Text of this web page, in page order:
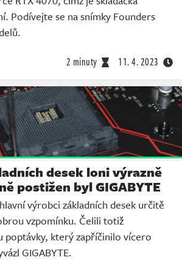
Podívejte se na snímky Founders
2 minuty 11. 4. 2023
desek loni výrazně
postižen byl GIGABYTE
výrobci základních desek určitě
vzpomínku. Čelili totiž
poptávky, který zapříčinilo vícero
GIGABYTE.